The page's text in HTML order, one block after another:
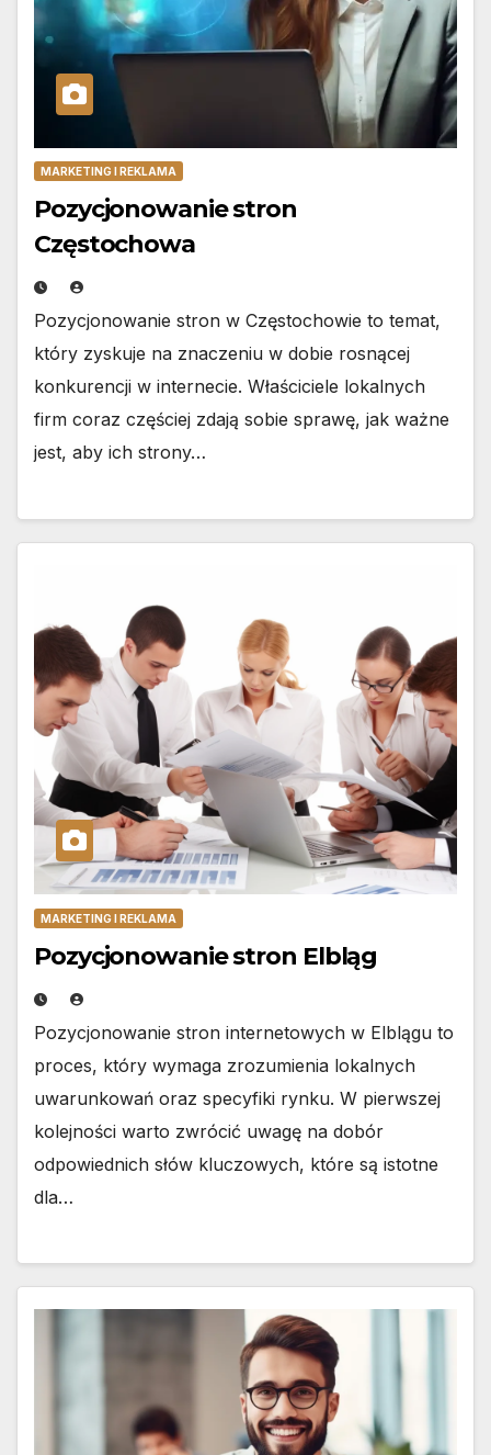
MARKETING I REKLAMA
Pozycjonowanie stron
Częstochowa
Pozycjonowanie stron w Częstochowie to temat,
który zyskuje na znaczeniu w dobie rosnącej
konkurencji w internecie. Właściciele lokalnych
firm coraz częściej zdają sobie sprawę, jak ważne
jest, aby ich strony…
MARKETING I REKLAMA
Pozycjonowanie stron Elbląg
Pozycjonowanie stron internetowych w Elblągu to
proces, który wymaga zrozumienia lokalnych
uwarunkowań oraz specyfiki rynku. W pierwszej
kolejności warto zwrócić uwagę na dobór
odpowiednich słów kluczowych, które są istotne
dla…